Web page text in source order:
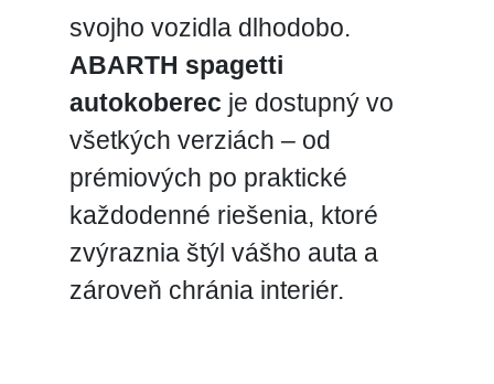
svojho vozidla dlhodobo.
ABARTH spagetti
autokoberec je dostupný vo
všetkých verziách – od
prémiových po praktické
každodenné riešenia, ktoré
zvýraznia štýl vášho auta a
zároveň chránia interiér.